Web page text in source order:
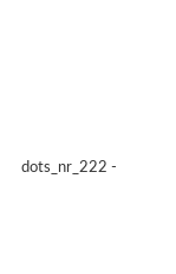
dots_nr_222 -